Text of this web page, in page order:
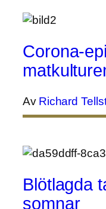
Corona-
Av Richard
Blötlagda
somnar